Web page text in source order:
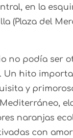
en la
(Plaza del
no podía ser
. Un hito
y
naranjas
con